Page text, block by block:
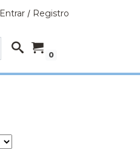
Entrar / Registro
0